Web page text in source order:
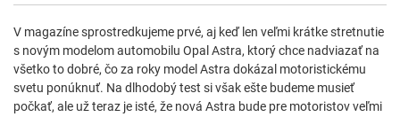
V magazíne sprostredkujeme prvé, aj keď len veľmi krátke stretnutie
s novým modelom automobilu Opal Astra, ktorý chce nadviazať na
všetko to dobré, čo za roky model Astra dokázal motoristickému
svetu ponúknuť. Na dlhodobý test si však ešte budeme musieť
počkať, ale už teraz je isté, že nová Astra bude pre motoristov veľmi